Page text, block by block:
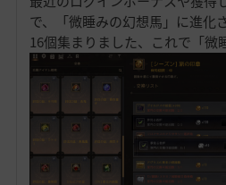
で、「微睡みの幻想馬」に進化
16個集まりました、これで「微